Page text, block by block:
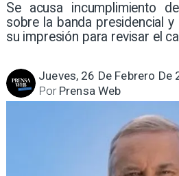
Se acusa incumplimiento
sobre la banda presidencial
su impresión para revisar el
Jueves, 26 De Febrero De
Prensa Web
Por